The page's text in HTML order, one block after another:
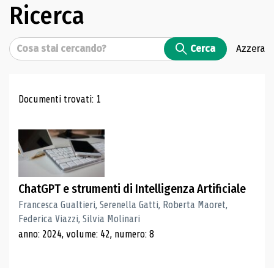
Ricerca
Cerca Cerca Azzera
Risultati di ricerca
Documenti trovati: 1
ChatGPT e strumenti di Intelligenza Artificiale
Francesca Gualtieri, Serenella Gatti, Roberta Maoret,
Federica Viazzi, Silvia Molinari
anno: 2024, volume: 42, numero: 8